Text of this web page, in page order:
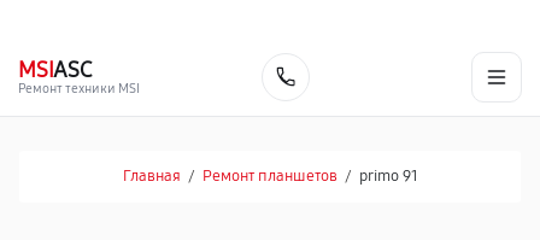
MSIASC
Ремонт техники MSI
Главная / Ремонт планшетов / primo 91